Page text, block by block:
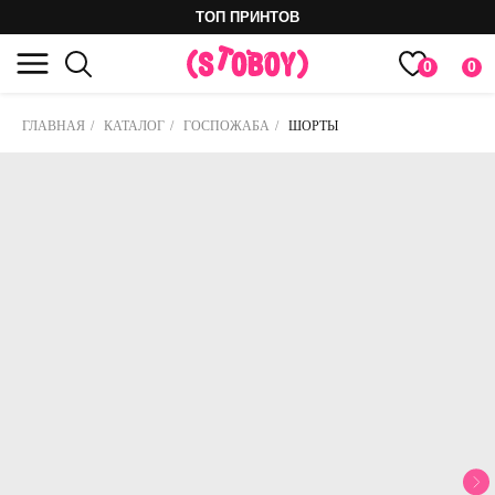
0
0
ТОП ПРИНТОВ
ГЛАВНАЯ / КАТАЛОГ / ГОСПОЖАБА / ШОРТЫ